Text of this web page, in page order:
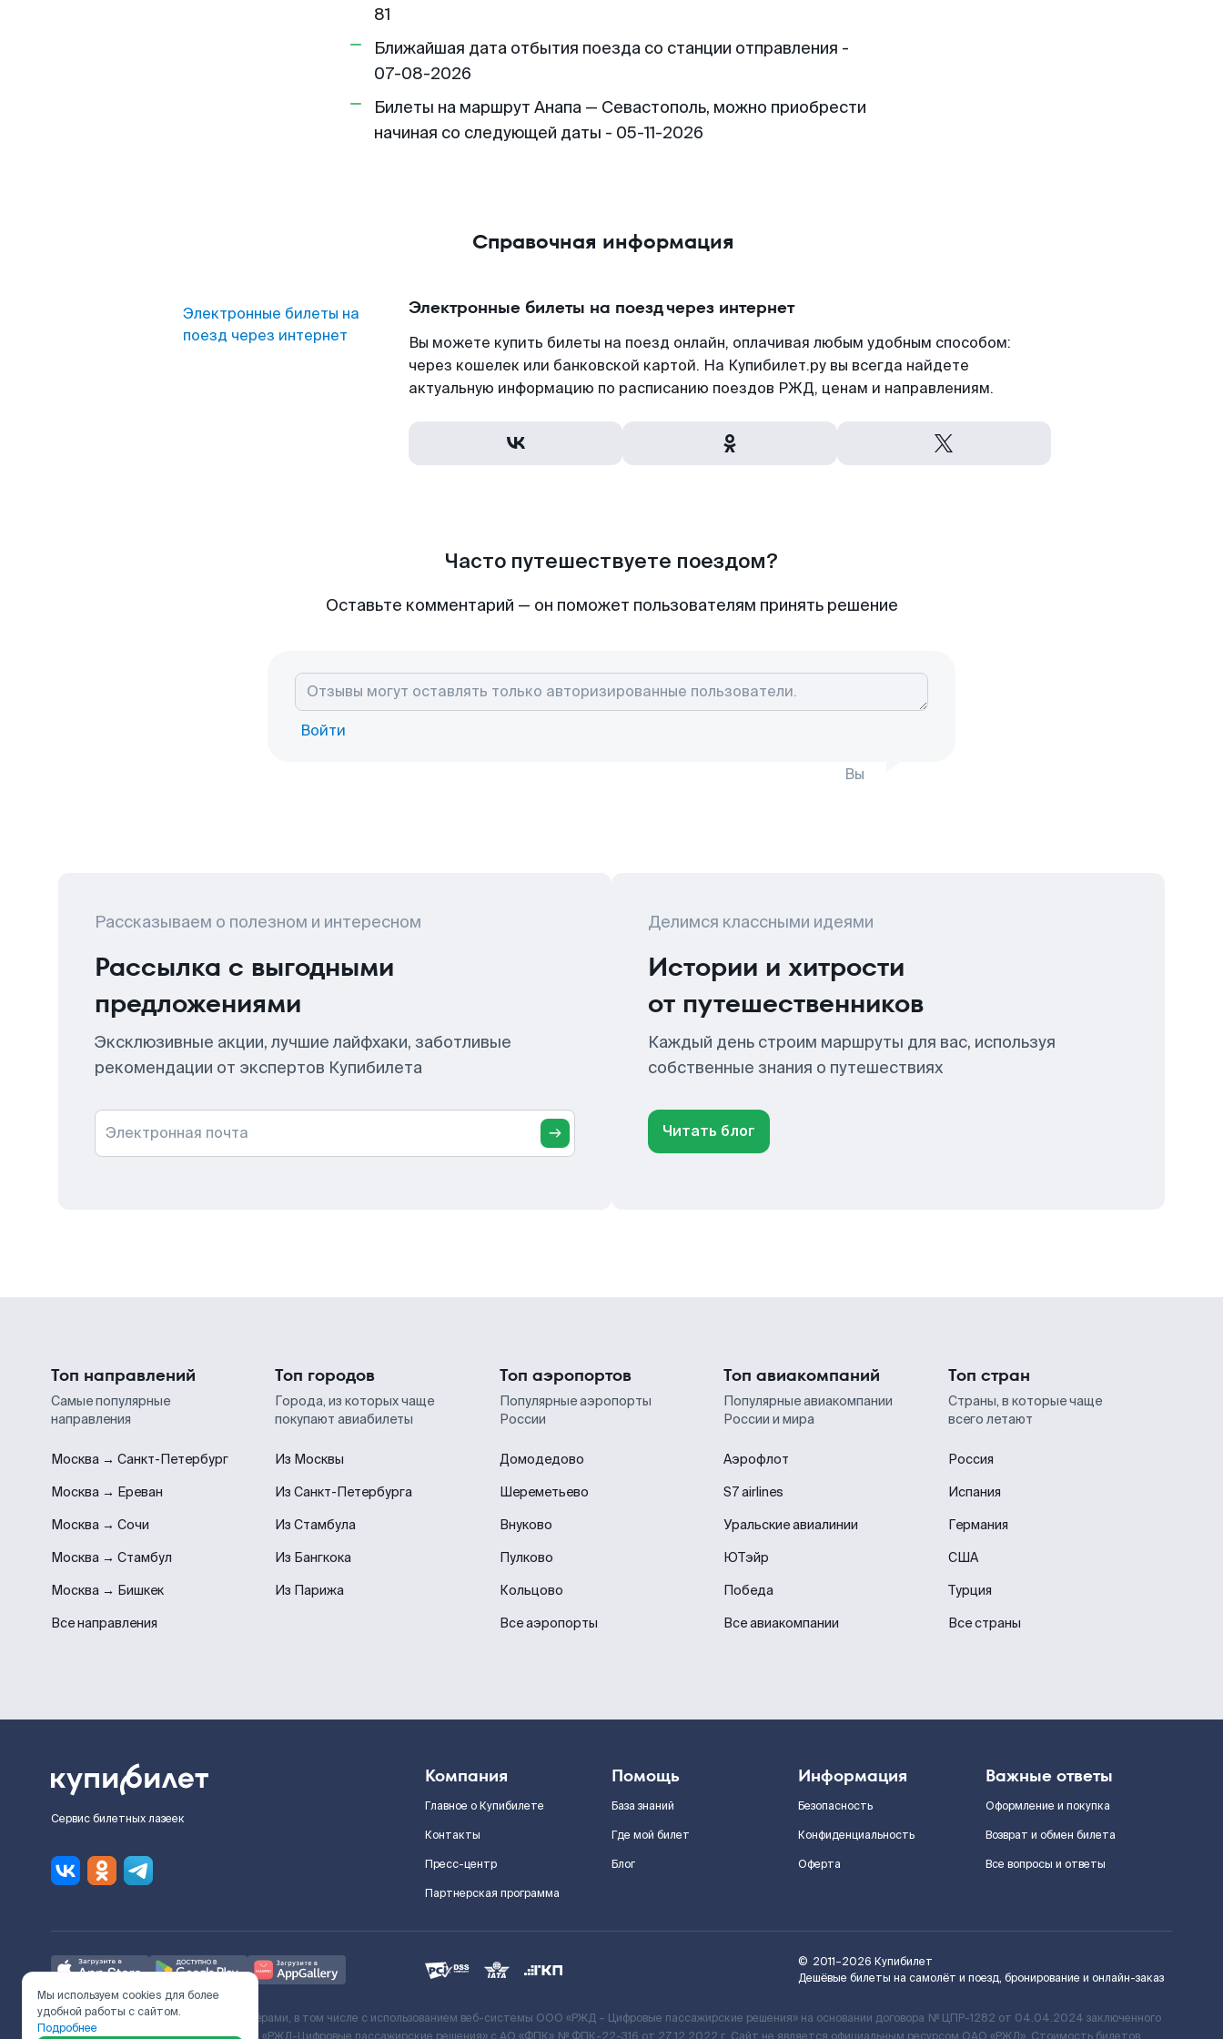
81
Ближайшая дата отбытия поезда со станции отправления -
07-08-2026
Билеты на маршрут Анапа — Севастополь, можно приобрести
начиная со следующей даты - 05-11-2026
Справочная информация
Электронные билеты на
поезд через интернет
Электронные билеты на поезд через интернет
Вы можете купить билеты на поезд онлайн, оплачивая любым удобным способом:
через кошелек или банковской картой. На Купибилет.ру вы всегда найдете
актуальную информацию по расписанию поездов РЖД, ценам и направлениям.
Часто путешествуете поездом?
Оставьте комментарий — он поможет пользователям принять решение
Войти
Вы
Рассказываем о полезном и интересном
Рассылка с выгодными
предложениями
Эксклюзивные акции, лучшие лайфхаки, заботливые
рекомендации от экспертов Купибилета
Электронная почта
Делимся классными идеями
Истории и хитрости
от путешественников
Каждый день строим маршруты для вас, используя
собственные знания о путешествиях
Читать блог
Топ направлений
Самые популярные
направления
Москва → Санкт-Петербург
Москва → Ереван
Москва → Сочи
Москва → Стамбул
Москва → Бишкек
Все направления
Топ городов
Города, из которых чаще
покупают авиабилеты
Из Москвы
Из Санкт-Петербурга
Из Стамбула
Из Бангкока
Из Парижа
Топ аэропортов
Популярные аэропорты
России
Домодедово
Шереметьево
Внуково
Пулково
Кольцово
Все аэропорты
Топ авиакомпаний
Популярные авиакомпании
России и мира
Аэрофлот
S7 airlines
Уральские авиалинии
ЮТэйр
Победа
Все авиакомпании
Топ стран
Страны, в которые чаще
всего летают
Россия
Испания
Германия
США
Турция
Все страны
Сервис билетных лазеек
Компания
Главное о Купибилете
Контакты
Пресс-центр
Партнерская программа
Помощь
База знаний
Где мой билет
Блог
Информация
Безопасность
Конфиденциальность
Оферта
Важные ответы
Оформление и покупка
Возврат и обмен билета
Все вопросы и ответы
© 2011–2026 Купибилет
Дешёвые билеты на самолёт и поезд, бронирование и онлайн-заказ
Ж/Д билеты предоставляются партнёрами, в том числе с использованием веб-системы ООО «РЖД – Цифровые пассажирские решения» на основании договора № ЦПР-1282 от 04.04.2024 заключенного
Мы используем cookies для более
удобной работы с сайтом.
Подробнее